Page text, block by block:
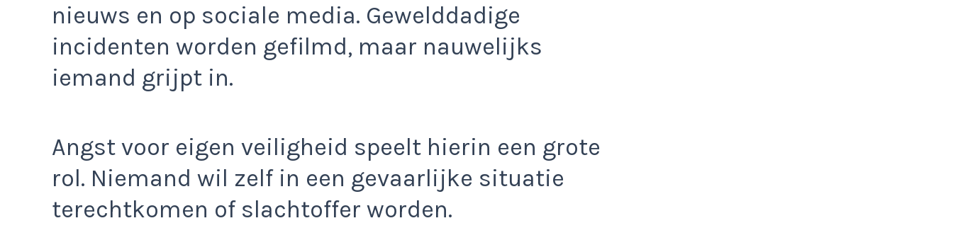
nieuws en op sociale media. Gewelddadige
incidenten worden gefilmd, maar nauwelijks
iemand grijpt in.
Angst voor eigen veiligheid speelt hierin een grote
rol. Niemand wil zelf in een gevaarlijke situatie
terechtkomen of slachtoffer worden.